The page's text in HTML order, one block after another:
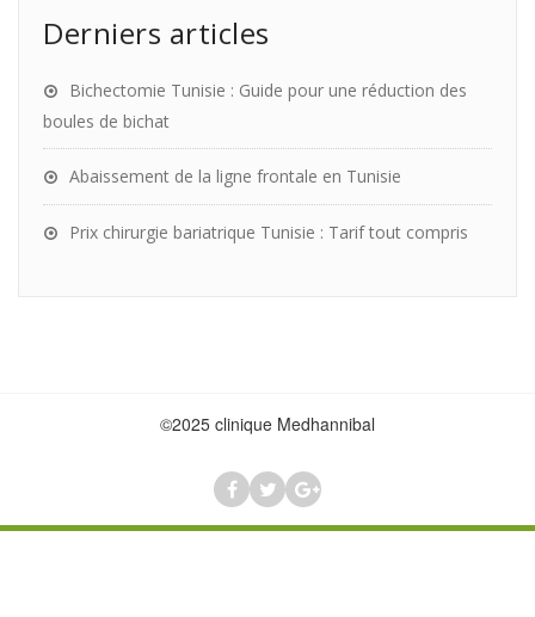
Derniers articles
Bichectomie Tunisie : Guide pour une réduction des
boules de bichat
Abaissement de la ligne frontale en Tunisie
Prix chirurgie bariatrique Tunisie : Tarif tout compris
©2025 clinique Medhannibal